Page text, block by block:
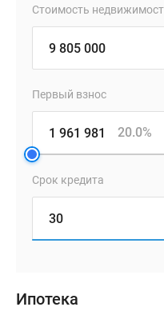
Стоимость
Первый взнос
20.0%
Срок кредита
Ипотека